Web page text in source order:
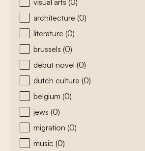
visual arts (0)
architecture (0)
literature (0)
brussels (0)
debut novel (0)
dutch culture (0)
belgium (0)
jews (0)
migration (0)
music (0)